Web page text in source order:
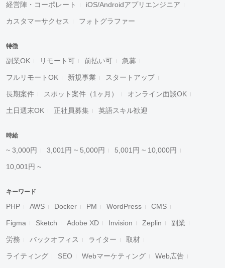
経営陣・コーポレート iOS/Androidアプリエンジニア
カスタマーサクセス フォトグラファー
特徴
副業OK リモート可 前払い可 急募
フルリモートOK 新規事業 スタートアップ
長期案件 スポット案件（1ヶ月） オンライン面談OK
土日週末OK 正社員募集 英語スキル歓迎
時給
~ 3,000円 3,001円 ~ 5,000円 5,001円 ~ 10,000円
10,001円 ~
キーワード
PHP AWS Docker PM WordPress CMS
Figma Sketch Adobe XD Invision Zeplin 副業
労務 バックオフィス ライター 取材
ライティング SEO Webマーケティング Web広告